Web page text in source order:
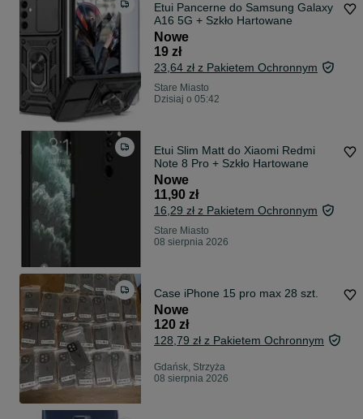
Etui Pancerne do Samsung Galaxy
A16 5G + Szkło Hartowane
Nowe
19 zł
23,64 zł z Pakietem Ochronnym
Stare Miasto
Dzisiaj o 05:42
Etui Slim Matt do Xiaomi Redmi
Note 8 Pro + Szkło Hartowane
Nowe
11,90 zł
16,29 zł z Pakietem Ochronnym
Stare Miasto
08 sierpnia 2026
Case iPhone 15 pro max 28 szt.
Nowe
120 zł
128,79 zł z Pakietem Ochronnym
Gdańsk, Strzyża
08 sierpnia 2026